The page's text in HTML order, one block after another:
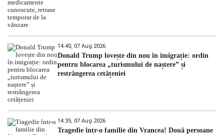
14:40, 07 Aug 2026
Donald Trump lovește din nou în imigrație: ordin
pentru blocarea „turismului de naștere” și
restrângerea cetățeniei
14:35, 07 Aug 2026
Tragedie într-o familie din Vrancea! Două persoane